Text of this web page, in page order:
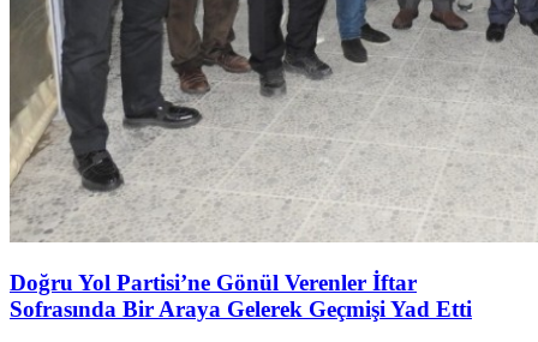
Doğru Yol Partisi’ne Gönül Verenler İftar
Sofrasında Bir Araya Gelerek Geçmişi Yad Etti